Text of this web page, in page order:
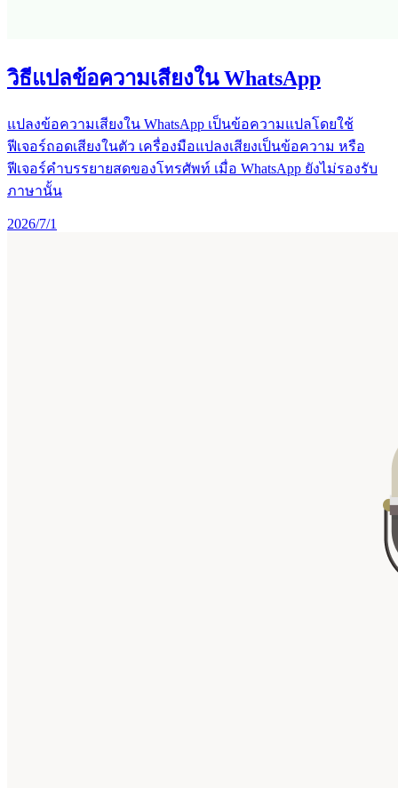
วิธีแปลข้อความเสียงใน WhatsApp
แปลงข้อความเสียงใน WhatsApp เป็นข้อความแปลโดยใช้
ฟีเจอร์ถอดเสียงในตัว เครื่องมือแปลงเสียงเป็นข้อความ หรือ
ฟีเจอร์คำบรรยายสดของโทรศัพท์ เมื่อ WhatsApp ยังไม่รองรับ
ภาษานั้น
2026/7/1